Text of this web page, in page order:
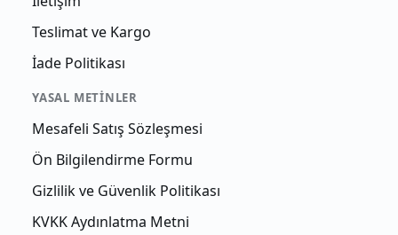
Teslimat ve Kargo
İade Politikası
YASAL METINLER
Mesafeli Satış Sözleşmesi
Ön Bilgilendirme Formu
Gizlilik ve Güvenlik Politikası
KVKK Aydınlatma Metni